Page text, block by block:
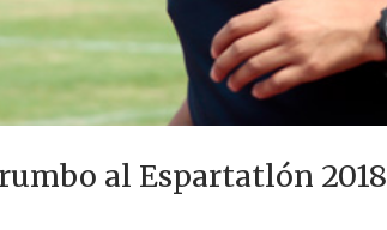
al Espartatlón 2018